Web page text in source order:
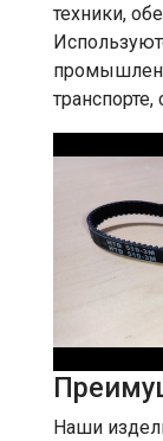
техники,
Наши